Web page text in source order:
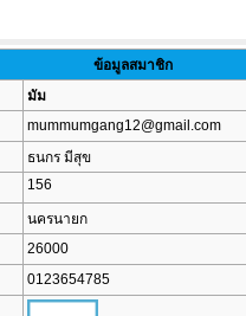
ข้อมูลสมาชิก
มัม
mummumgang12@gmail.com
ธนกร มีสุข
156
นครนายก
26000
0123654785